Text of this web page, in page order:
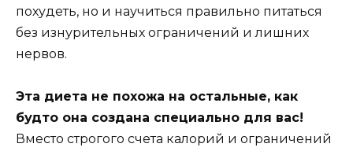
похудеть, но и научиться правильно питаться
без изнурительных ограничений и лишних
нервов.
Эта диета не похожа на остальные, как
будто она создана специально для вас!
Вместо строгого счета калорий и ограничений